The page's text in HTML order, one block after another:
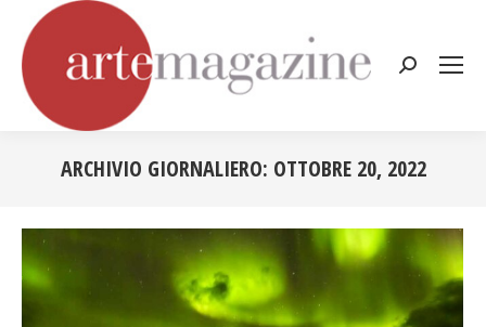
Cerca:
ARCHIVIO GIORNALIERO: OTTOBRE 20, 2022